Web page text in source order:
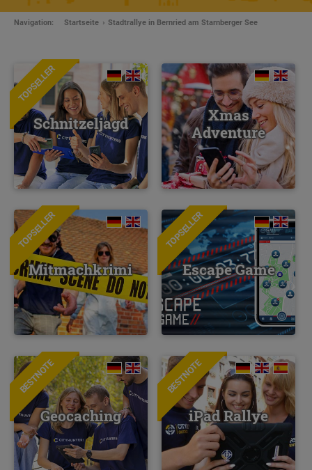
Navigation: Startseite Stadtrallye in Bernried am Starnberger See
TOPSELLER
Schnitzeljagd
Xmas
Adventure
TOPSELLER
Mitmachkrimi
NEU
TOPSELLER
Escape Game
BESTNOTE
Geocaching
BESTNOTE
iPad Rallye